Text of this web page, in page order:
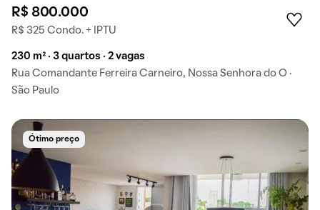
R$ 800.000
R$ 325 Condo. + IPTU
230 m² · 3 quartos · 2 vagas
Rua Comandante Ferreira Carneiro, Nossa Senhora do O ·
São Paulo
Ótimo preço